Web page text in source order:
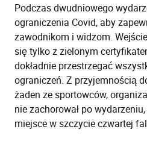
Podczas dwudniowego
ograniczenia Covid, aby
zawodnikom i widzom.
się tylko z zielonym
dokładnie przestrzegać
ograniczeń. Z przyjemnością
żaden ze sportowców,
nie zachorował po
miejsce w szczycie czwartej